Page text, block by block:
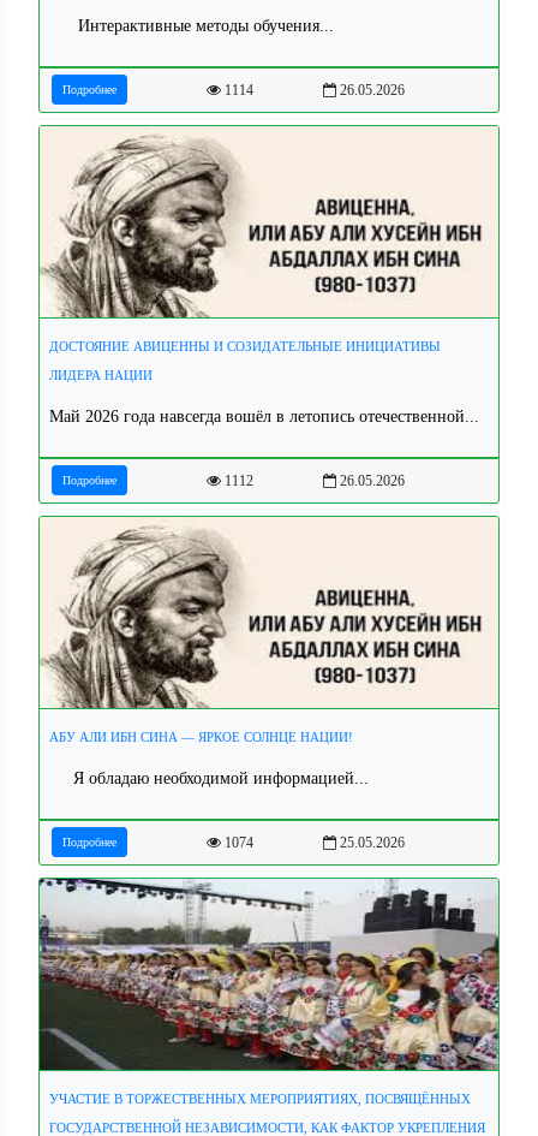
Интерактивные методы обучения...
Подробнее 1114 26.05.2026
ДОСТОЯНИЕ АВИЦЕННЫ И СОЗИДАТЕЛЬНЫЕ ИНИЦИАТИВЫ
ЛИДЕРА НАЦИИ
Май 2026 года навсегда вошёл в летопись отечественной...
Подробнее 1112 26.05.2026
АБУ АЛИ ИБН СИНА — ЯРКОЕ СОЛНЦЕ НАЦИИ!
Я обладаю необходимой информацией...
Подробнее 1074 25.05.2026
УЧАСТИЕ В ТОРЖЕСТВЕННЫХ МЕРОПРИЯТИЯХ, ПОСВЯЩЁННЫХ
ГОСУДАРСТВЕННОЙ НЕЗАВИСИМОСТИ, КАК ФАКТОР УКРЕПЛЕНИЯ